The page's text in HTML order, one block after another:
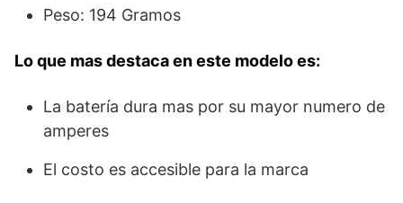
Peso: 194 Gramos
Lo que mas destaca en este modelo es:
La batería dura mas por su mayor numero de
amperes
El costo es accesible para la marca